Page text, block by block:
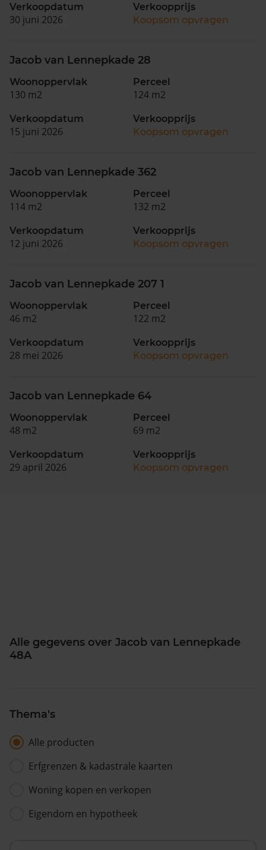
Verkoopdatum
30 juni 2026
Verkoopprijs
Koopsom opvragen
Jacob van Lennepkade 28
Woonoppervlak
130 m2
Perceel
124 m2
Verkoopdatum
15 juni 2026
Verkoopprijs
Koopsom opvragen
Jacob van Lennepkade 362
Woonoppervlak
114 m2
Perceel
132 m2
Verkoopdatum
12 juni 2026
Verkoopprijs
Koopsom opvragen
Jacob van Lennepkade 207 1
Woonoppervlak
46 m2
Perceel
122 m2
Verkoopdatum
28 mei 2026
Verkoopprijs
Koopsom opvragen
Jacob van Lennepkade 64
Woonoppervlak
48 m2
Perceel
69 m2
Verkoopdatum
29 april 2026
Verkoopprijs
Koopsom opvragen
Alle gegevens over Jacob van Lennepkade
48A
Thema's
Alle producten
Erfgrenzen & kadastrale kaarten
Woning kopen en verkopen
Eigendom en hypotheek